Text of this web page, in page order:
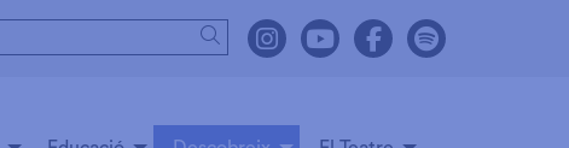
Link a instagram
Link a youtube
Link a facebook
Link a
Cercar